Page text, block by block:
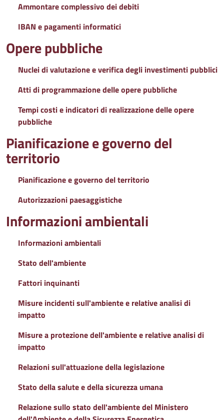
Ammontare complessivo dei debiti
IBAN e pagamenti informatici
Opere pubbliche
Nuclei di valutazione e verifica degli investimenti pubblici
Atti di programmazione delle opere pubbliche
Tempi costi e indicatori di realizzazione delle opere
pubbliche
Pianificazione e governo del
territorio
Pianificazione e governo del territorio
Autorizzazioni paesaggistiche
Informazioni ambientali
Informazioni ambientali
Stato dell'ambiente
Fattori inquinanti
Misure incidenti sull'ambiente e relative analisi di
impatto
Misure a protezione dell'ambiente e relative analisi di
impatto
Relazioni sull'attuazione della legislazione
Stato della salute e della sicurezza umana
Relazione sullo stato dell'ambiente del Ministero